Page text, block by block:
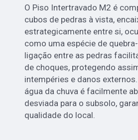
O Piso Intertravado M2 é
cubos de pedras à vista,
estrategicamente entre si,
como uma espécie de
ligação entre as pedras
de choques, protegendo
intempéries e danos
água da chuva é facilmente
desviada para o subsolo,
qualidade do local.